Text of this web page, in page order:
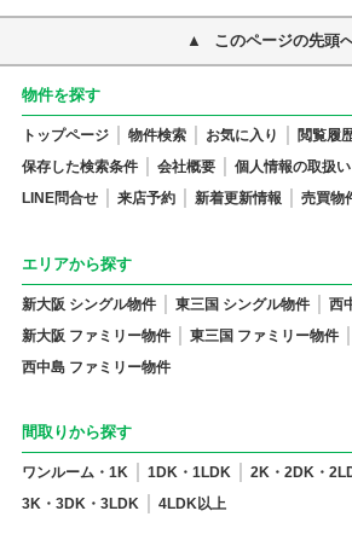
このページの先頭
物件を探す
トップページ 物件検索 お気に入り 閲覧履
保存した検索条件
会社概要 個人情報の取扱い
LINE問合せ
来店予約 新着更新情報 売買物
エリアから探す
新大阪 シングル物件 東三国 シングル物件
西
新大阪 ファミリー物件
東三国 ファミリー物件
西中島 ファミリー物件
間取りから探す
ワンルーム・1K 1DK・1LDK
2K・2DK・
3K・3DK・3LDK
4LDK以上